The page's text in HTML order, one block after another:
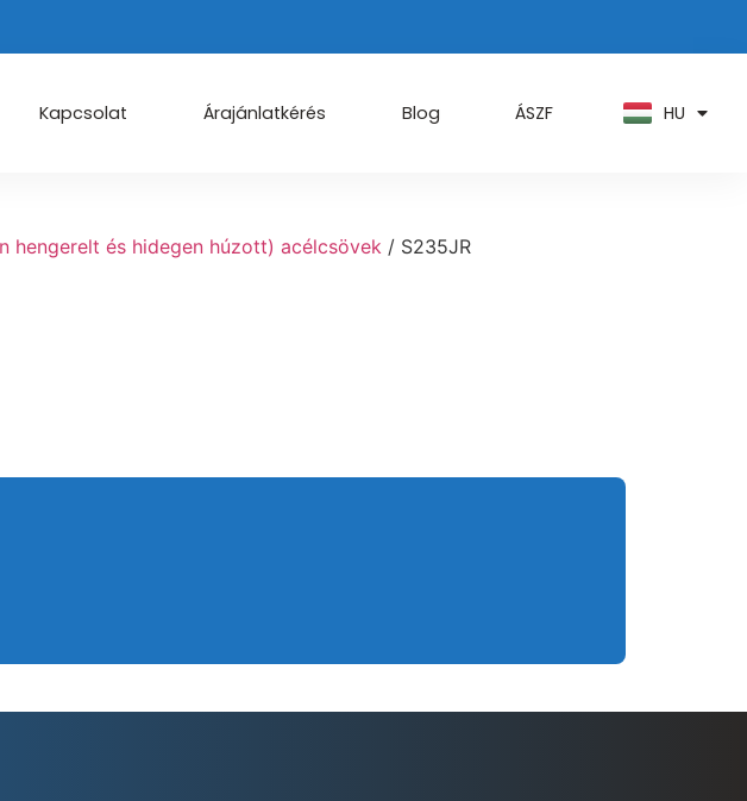
Kapcsolat Árajánlatkérés Blog ÁSZF HU
AR
hengerelt és hidegen húzott) acélcsövek / S235JR